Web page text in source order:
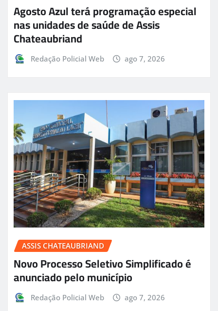
Agosto Azul terá programação especial
nas unidades de saúde de Assis
Chateaubriand
Redação Policial Web ago 7, 2026
ASSIS CHATEAUBRIAND
Novo Processo Seletivo Simplificado é
anunciado pelo município
Redação Policial Web ago 7, 2026